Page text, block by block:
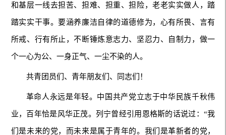
和基层一线去担苦、担难、担重、担险，老老实实做人，踏
踏实实干事。要涵养廉洁自律的道德修为，心有所畏、言有
所戒、行有所止，不断锤炼意志力、坚忍力、自制力，做一
个一心为公、一身正气、一尘不染的人。
共青团员们、青年朋友们、同志们！
革命人永远是年轻。中国共产党立志于中华民族千秋伟
业，百年恰是风华正茂。列宁曾经引用恩格斯的话说过：“我
们是未来的党，而未来是属于青年的。我们是革新者的党，